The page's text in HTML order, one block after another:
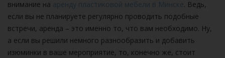
внимание на аренду пластиковой мебели в Минске. Ведь,
если вы не планируете регулярно проводить подобные
встречи, аренда – это именно то, что вам необходимо. Ну,
а если вы решили немного разнообразить и добавить
изюминки в ваше мероприятие, то, конечно же, стоит